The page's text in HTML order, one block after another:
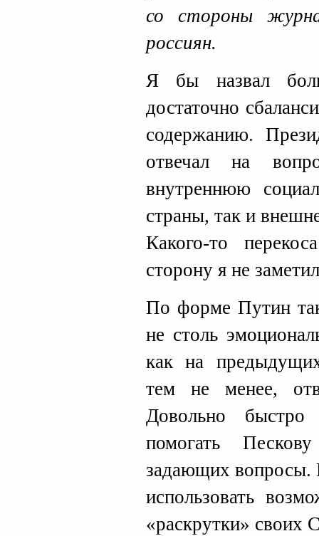
со стороны
россиян.
Я бы назвал
достаточно
содержанию.
отвечал на
внутреннюю
страны, так и
Какого-то
сторону я не
По форме Путин
не столь
как на
тем не менее,
Довольно
помогать
задающих вопросы.
использовать
«раскрутки»